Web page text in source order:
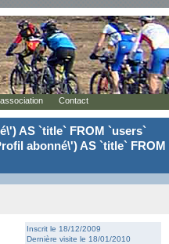
AS `title` FROM `users`
abonné\') AS `title` FROM
Inscrit le 18/12/2009
Dernière visite le 18/01/2010
Contact